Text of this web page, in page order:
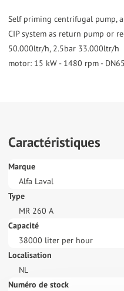
Self priming centrifugal pump,
CIP system as return pump or
50.000ltr/h, 2.5bar 33.000ltr/h
Caractéristiques
Marque
Alfa Laval
Type
MR 260 A
Capacité
38000 liter per hour
Localisation
NL
Numéro de stock